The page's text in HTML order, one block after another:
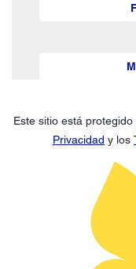
Este sitio está
Privacidad y los